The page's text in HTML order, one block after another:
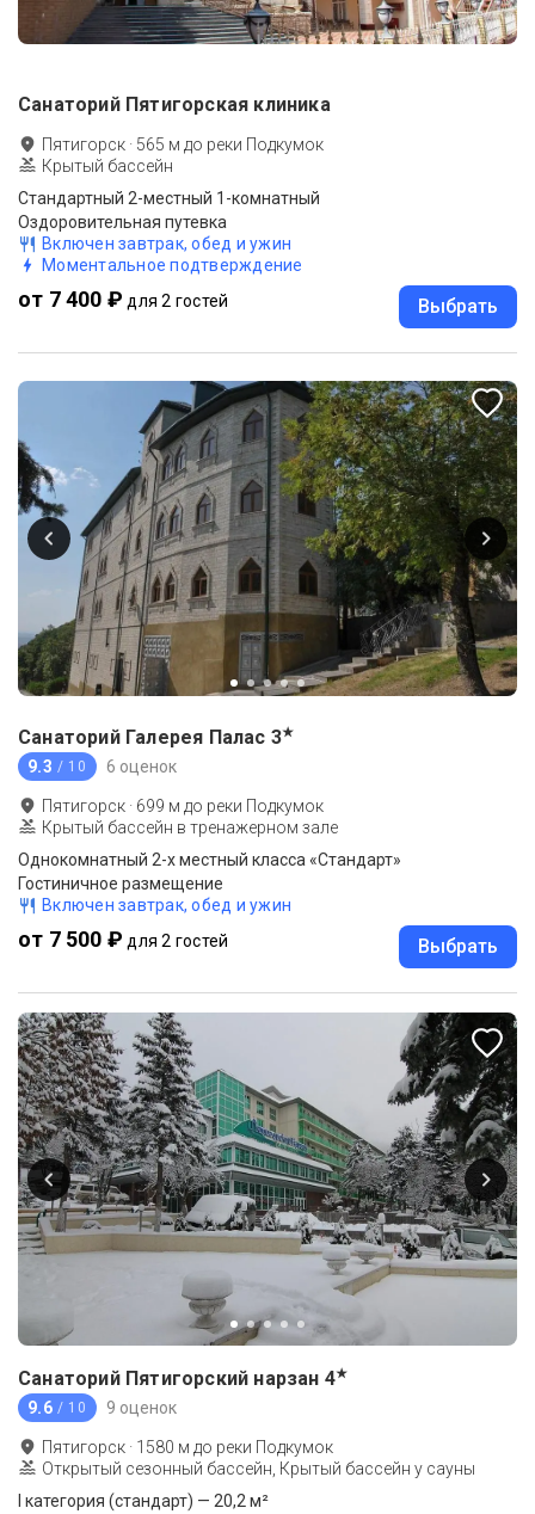
Санаторий Пятигорская клиника
Пятигорск · 565 м до реки Подкумок
Крытый бассейн
Стандартный 2-местный 1-комнатный
Оздоровительная путевка
Включен завтрак, обед и ужин
Моментальное подтверждение
от 7 400 ₽ для 2 гостей Выбрать
Санаторий Галерея Палас 3★
9.3 / 10 6 оценок
Пятигорск · 699 м до реки Подкумок
Крытый бассейн в тренажерном зале
Однокомнатный 2-х местный класса «Стандарт»
Гостиничное размещение
Включен завтрак, обед и ужин
от 7 500 ₽ для 2 гостей Выбрать
Санаторий Пятигорский нарзан 4★
9.6 / 10 9 оценок
Пятигорск · 1580 м до реки Подкумок
Открытый сезонный бассейн, Крытый бассейн у сауны
I категория (стандарт) — 20,2 м²